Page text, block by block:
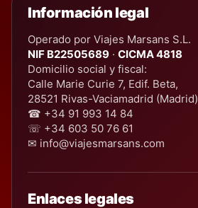
Información legal
Operado por Viajes Marsans S.L.
NIF B22505689 · CICMA 4818
Domicilio social y fiscal:
Calle Marie Curie 7, Edif. Beta,
28521 Rivas-Vaciamadrid (Madrid)
☎ +34 91 993 14 84
☏ +34 603 50 76 61
✉ info@viajesmarsans.com
Enlaces legales